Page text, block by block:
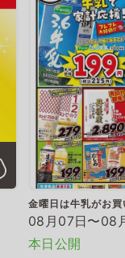
金曜日は牛乳がお
08月07日〜08
本日公開